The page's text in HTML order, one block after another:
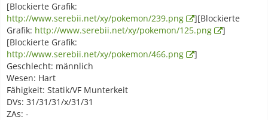
[Blockierte Grafik:
http://www.serebii.net/xy/pokemon/239.png
][Blockierte
Grafik: http://www.serebii.net/xy/pokemon/125.png
]
[Blockierte Grafik:
http://www.serebii.net/xy/pokemon/466.png
]
Geschlecht: männlich
Wesen: Hart
Fähigkeit: Statik/VF Munterkeit
DVs: 31/31/31/x/31/31
ZAs: -